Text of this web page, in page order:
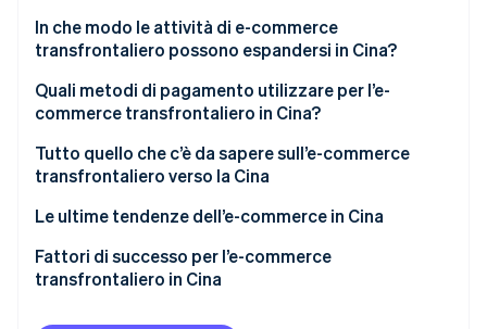
Guarda ora
Motivi della crescita dell’e-commerce in Cina?
Funzionamento dell’e-commerce in Cina
Pagamenti da dispositivo mobile
Ruoli chiave nell’e-commerce cinese
In che modo le attività di e-commerce
transfrontaliero possono espandersi in Cina?
Realizza un sito di e-commerce
commerce
Quali metodi di pagamento utilizzare per l’e-
commerce transfrontaliero in Cina?
Tutto quello che c’è da sapere sull’e-commerce
transfrontaliero verso la Cina
Difficoltà nell’aprire un negozio o realizzare profitti
Tariffe doganali cinesi e modalità di spedizione
Le ultime tendenze dell’e-commerce in Cina
Fattori di successo per l’e-commerce
transfrontaliero in Cina